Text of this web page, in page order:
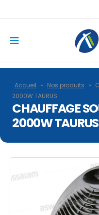
Accueil » Nos produits »
2000W TAURUS
CHAUFFAGE
2000W TAURUS